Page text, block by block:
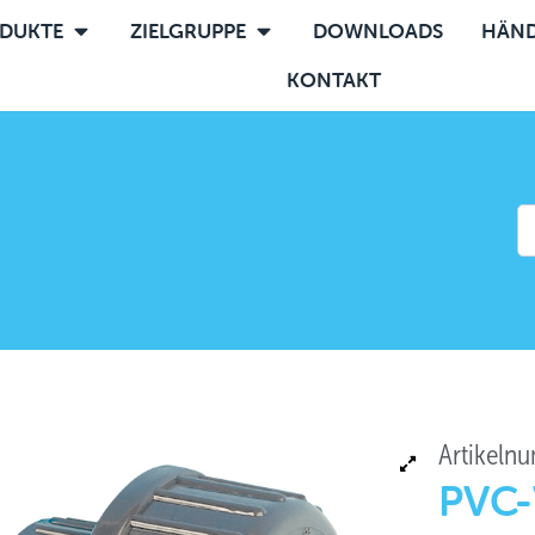
ZIELGRUPPE DOWNLOADS
KONTAKT